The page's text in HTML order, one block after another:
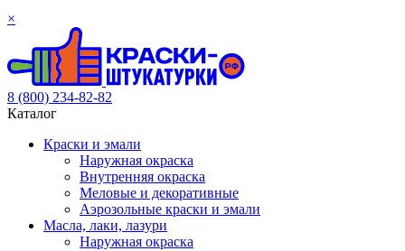
×
8 (800) 234-82-82
Каталог
Краски и эмали
Наружная окраска
Внутренняя окраска
Меловые и декоративные
Аэрозольные краски и эмали
Масла, лаки, лазури
Наружная окраска